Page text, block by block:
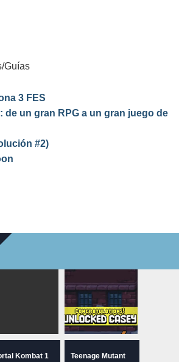
Guías
3 FES
de un gran RPG a un gran juego de
#2)
Kombat 1 Teenage Mutant